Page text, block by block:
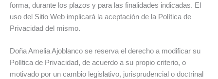
forma, durante los plazos y para las finalidades indicadas. El
uso del Sitio Web implicará la aceptación de la Política de
Privacidad del mismo.
Doña Amelia Ajoblanco se reserva el derecho a modificar su
Política de Privacidad, de acuerdo a su propio criterio, o
motivado por un cambio legislativo, jurisprudencial o doctrinal